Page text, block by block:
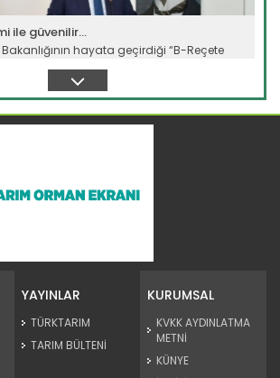
ile güvenilir...
hayata geçirdiği “B-Reçete
YAYINLAR
TÜRKTARIM
TARIM BÜLTENİ
KURUMSAL
KVKK AYDINLATMA
METNİ
KÜNYE